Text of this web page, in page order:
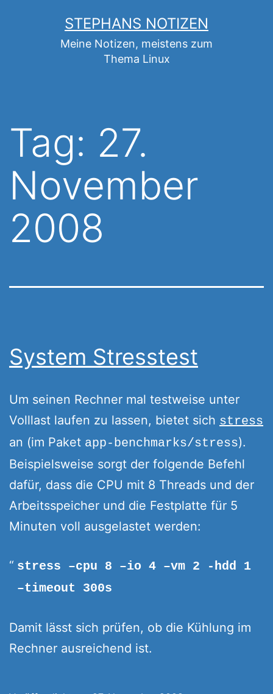
STEPHANS NOTIZEN
Meine Notizen, meistens zum
Thema Linux
Tag: 27.
November
2008
System Stresstest
Um seinen Rechner mal testweise unter
Volllast laufen zu lassen, bietet sich stress
an (im Paket app-benchmarks/stress).
Beispielsweise sorgt der folgende Befehl
dafür, dass die CPU mit 8 Threads und der
Arbeitsspeicher und die Festplatte für 5
Minuten voll ausgelastet werden:
stress –cpu 8 –io 4 –vm 2 -hdd 1
–timeout 300s
Damit lässt sich prüfen, ob die Kühlung im
Rechner ausreichend ist.